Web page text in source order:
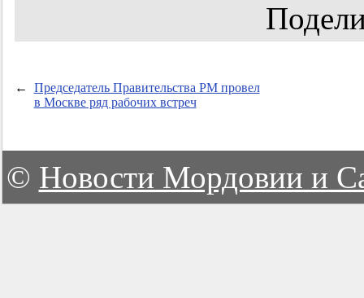
←
Председатель Правительства РМ провел
в Москве ряд рабочих встреч
© Новости Мордовии и